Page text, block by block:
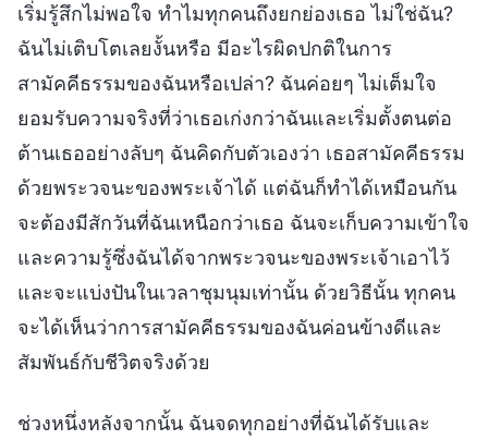
เริ่มรู้สึกไม่พอใจ ทำไมทุกคนถึงยกย่องเธอ ไม่ใช่ฉัน?
ฉันไม่เติบโตเลยงั้นหรือ มีอะไรผิดปกติในการ
สามัคคีธรรมของฉันหรือเปล่า? ฉันค่อยๆ ไม่เต็มใจ
ยอมรับความจริงที่ว่าเธอเก่งกว่าฉันและเริ่มตั้งตนต่อ
ต้านเธออย่างลับๆ ฉันคิดกับตัวเองว่า เธอสามัคคีธรรม
ด้วยพระวจนะของพระเจ้าได้ แต่ฉันก็ทำได้เหมือนกัน
จะต้องมีสักวันที่ฉันเหนือกว่าเธอ ฉันจะเก็บความเข้าใจ
และความรู้ซึ่งฉันได้จากพระวจนะของพระเจ้าเอาไว้
และจะแบ่งปันในเวลาชุมนุมเท่านั้น ด้วยวิธีนั้น ทุกคน
จะได้เห็นว่าการสามัคคีธรรมของฉันค่อนข้างดีและ
สัมพันธ์กับชีวิตจริงด้วย
ช่วงหนึ่งหลังจากนั้น ฉันจดทุกอย่างที่ฉันได้รับและ